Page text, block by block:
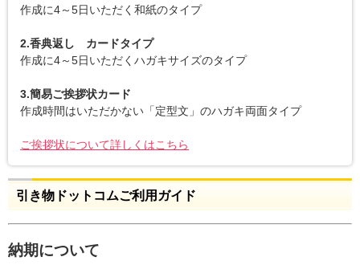
作成に4～5日いただく和紙のタイプ
2.香典返し カードタイプ
作成に4～5日いただくハガキサイズのタイプ
3.簡易ご挨拶状カード
作成時間はいただかない「定型文」のハガキ両面タイプ
ご挨拶状について詳しくはこちら
引き物ドットコムご利用ガイド
納期について